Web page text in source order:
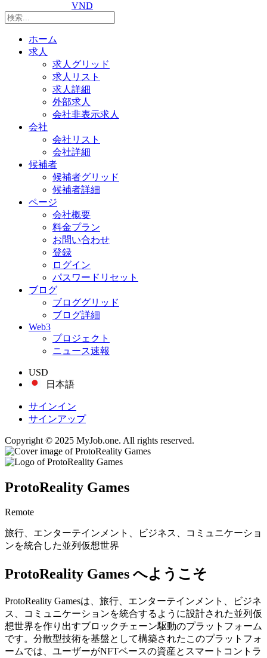
VND
ホーム
求人
求人グリッド
求人リスト
求人詳細
外部求人
会社非表示求人
会社
会社リスト
会社詳細
候補者
候補者グリッド
候補者詳細
ページ
会社概要
料金プラン
お問い合わせ
登録
ログイン
パスワードリセット
ブログ
ブロググリッド
ブログ詳細
Web3
プロジェクト
ニュース速報
USD
日本語
サインイン
サインアップ
Copyright © 2025 MyJob.one. All rights reserved.
ProtoReality Games
Remote
旅行、エンターテインメント、ビジネス、コミュニケーショ
ンを統合した並列仮想世界
ProtoReality Games へようこそ
ProtoReality Gamesは、旅行、エンターテインメント、ビジネ
ス、コミュニケーションを統合するように設計された並列仮
想世界を作り出すブロックチェーン駆動のプラットフォーム
です。分散型技術を基盤として構築されたこのプラットフォ
ームでは、ユーザーがNFTベースの資産とスマートコントラ